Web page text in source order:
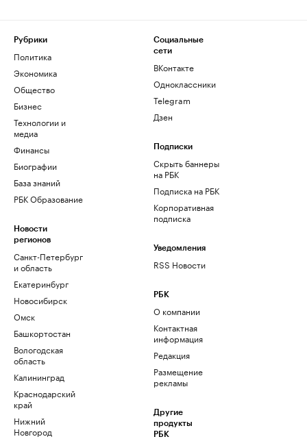
Рубрики
Политика
Экономика
Общество
Бизнес
Технологии и
медиа
Финансы
Биографии
База знаний
РБК Образование
Новости
регионов
Санкт-Петербург
и область
Екатеринбург
Новосибирск
Омск
Башкортостан
Вологодская
область
Калининград
Краснодарский
край
Нижний
Новгород
Социальные
сети
ВКонтакте
Одноклассники
Telegram
Дзен
Подписки
Скрыть баннеры
на РБК
Подписка на РБК
Корпоративная
подписка
Уведомления
RSS Новости
РБК
О компании
Контактная
информация
Редакция
Размещение
рекламы
Другие
продукты
РБК